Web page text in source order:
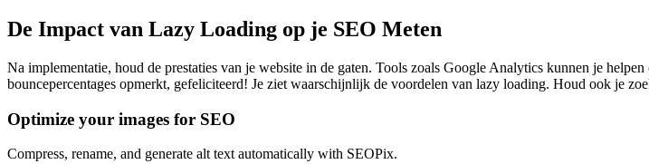
De Impact van Lazy Loading op je SEO Meten
Na implementatie, houd de prestaties van je website in de gaten. Tools zoals Google Analytics kunnen je
bouncepercentages opmerkt, gefeliciteerd! Je ziet waarschijnlijk de voordelen van lazy loading. Houd ook je
Optimize your images for SEO
Compress, rename, and generate alt text automatically with SEOPix.